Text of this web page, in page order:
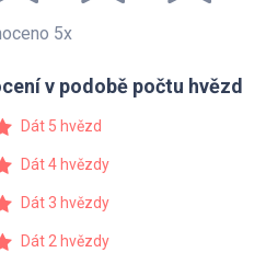
5x
v podobě počtu hvězd
Dát 5 hvězd
Dát 4 hvězdy
Dát 3 hvězdy
Dát 2 hvězdy